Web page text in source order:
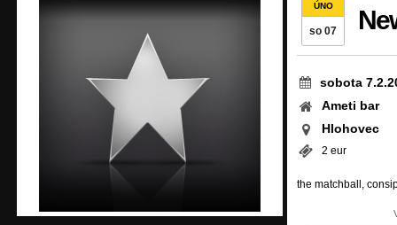
ÚNO
so 07
sobota
Ameti bar
Hlohovec
2 eur
the matchball,